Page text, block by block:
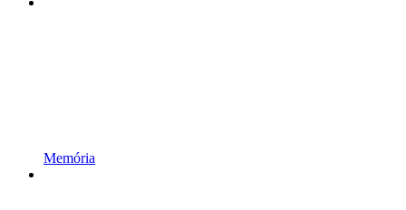
Memória